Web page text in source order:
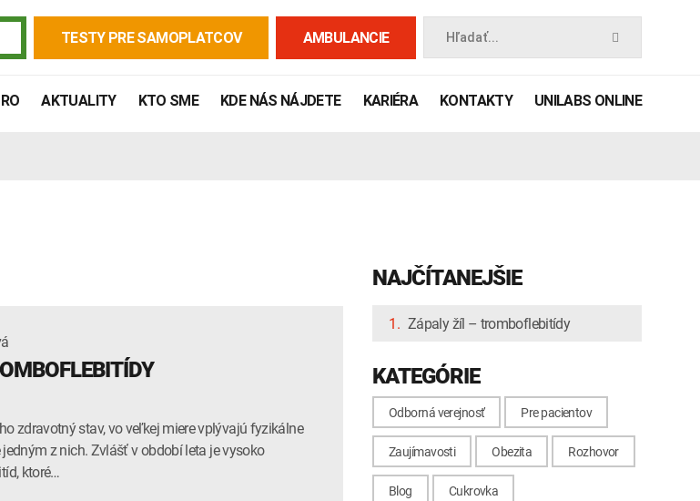
TESTY PRE SAMOPLATCOV AMBULANCIE Hľadať...
Human papillomavirus (HPV)
AKTUALITY KTO SME KDE NÁS NÁJDETE KARIÉRA KONTAKTY UNILABS ONLINE
zdravotný stav, vo veľkej miere vplývajú fyzikálne
z nich. Zvlášť v období leta je vysoko
ktoré…
NAJČÍTANEJŠIE
1. Zápaly žíl – tromboflebitídy
KATEGÓRIE
Odborná verejnosť Pre pacientov
Zaujímavosti Obezita Rozhovor
Blog Cukrovka